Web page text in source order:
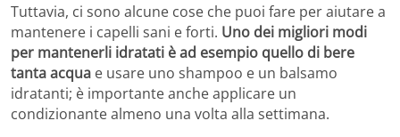
Tuttavia, ci sono alcune cose che puoi fare per aiutare a
mantenere i capelli sani e forti. Uno dei migliori modi
per mantenerli idratati è ad esempio quello di bere
tanta acqua e usare uno shampoo e un balsamo
idratanti; è importante anche applicare un
condizionante almeno una volta alla settimana.